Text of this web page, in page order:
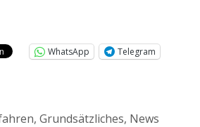
WhatsApp
Telegram
, Grundsätzliches, News